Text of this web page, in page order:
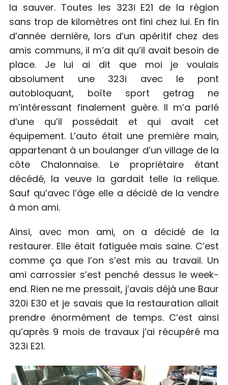
la sauver. Toutes les 323i E21 de la région
sans trop de kilomètres ont fini chez lui. En fin
d’année dernière, lors d’un apéritif chez des
amis communs, il m’a dit qu’il avait besoin de
place. Je lui ai dit que moi je voulais
absolument une 323i avec le pont
autobloquant, boîte sport getrag ne
m’intéressant finalement guère. Il m’a parlé
d’une qu’il possédait et qui avait cet
équipement. L’auto était une première main,
appartenant à un boulanger d’un village de la
côte Chalonnaise. Le propriétaire étant
décédé, la veuve la gardait telle la relique.
Sauf qu’avec l’âge elle a décidé de la vendre
à mon ami.
Ainsi, avec mon ami, on a décidé de la
restaurer. Elle était fatiguée mais saine. C’est
comme ça que l’on s’est mis au travail. Un
ami carrossier s’est penché dessus le week-
end. Rien ne me pressait, j’avais déjà une Baur
320i E30 et je savais que la restauration allait
prendre énormément de temps. C’est ainsi
qu’après 9 mois de travaux j’ai récupéré ma
323i E21.